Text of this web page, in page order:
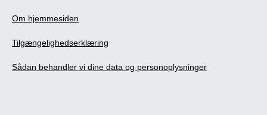
Om hjemmesiden
Tilgængelighedserklæring
Sådan behandler vi dine data og personoplysninger